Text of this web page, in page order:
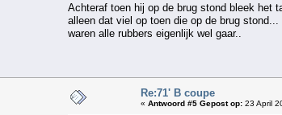
Achteraf toen hij op de brug stond bleek het
alleen dat viel op toen die op de brug
waren alle rubbers eigenlijk wel gaar..
Re:71' B coupe
« Antwoord #5 Gepost op: 23 April